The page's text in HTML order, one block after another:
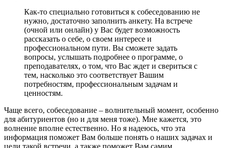
Как-то специально готовиться к собеседованию не
нужно, достаточно заполнить анкету. На встрече
(очной или онлайн) у Вас будет возможность
рассказать о себе, о своем интересе и
профессиональном пути. Вы сможете задать
вопросы, услышать подробнее о программе, о
преподавателях, о том, что Вас ждет и свериться с
тем, насколько это соответствует Вашим
потребностям, профессиональным задачам и
ценностям.
Чаще всего, собеседование – волнительный момент, особенно
для абитуриентов (но и для меня тоже). Мне кажется, это
волнение вполне естественно. Но я надеюсь, что эта
информация поможет Вам больше понять о наших задачах и